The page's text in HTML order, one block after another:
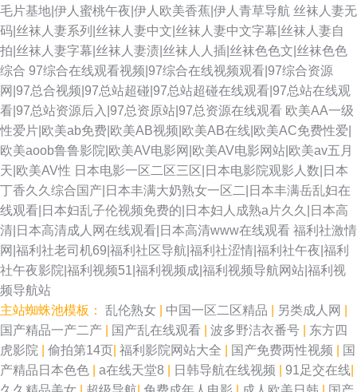
毛片基地|伊人蜜桃午夜|伊人欧美香蕉|伊人青草导航 丝袜人妻无
码|丝袜人妻系列|丝袜人妻中文|丝袜人妻中文字幕|丝袜人妻自
拍|丝袜人妻字幕|丝袜人妻渍|丝袜人人插|丝袜色色文|丝袜色色
综合 97综合在线观看视频|97综合在线视频观看|97综合资源
网|97总合视频|97总站超碰|97总站超碰在线观看|97总站在线观
看|97总站资源后入|97总资原站|97总资源在线观看 欧美AA一级
性爱片|欧美ab免费|欧美AB视频|欧美AB在线|欧美AC免费性爱|
欧美aoob鲁鲁影院|欧美AV电影网|欧美AV电影网站|欧美av五月
天|欧美AV性 日本电影一区二区三区|日本电影院观影人数|日本
丁香久久综合国产|日本丰满大奶熟女一区二|日本丰满岳乱妇在
线观看|日本妇乱子伦视频免费的|日本妇人成熟a片久久|日本高
清|日本高清成人网在线观看|日本高清www在线观看 福利社激情
网|福利社老司机69|福利社区导航|福利社涩情|福利社午夜|福利
社午夜影院|福利视频51|福利视频成|福利视频导航网站|福利视
频导航站
主站蜘蛛池模板： 乱伦熟女 中国一区二区精品 另类成人网
国产精品一产二产
国产乱在线观看 波多野洁衣番号
东方四
虎影院
偷拍第14页 福利影院网站大全 国产免费两性视频
国
产精品日本色色
a在线天堂8 日韩导航在线视频 91足交在线